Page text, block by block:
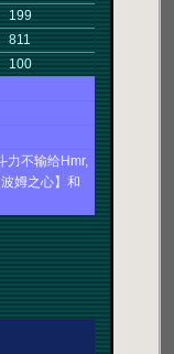
199
811
100
力不输给Hmr,
姆之心】和